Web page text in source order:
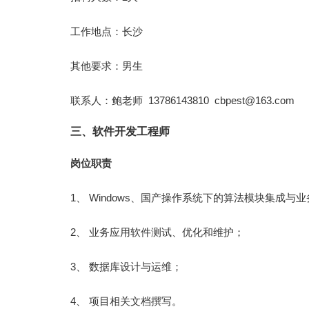
工作地点：长沙
其他要求：男生
联系人：鲍老师 13786143810 cbpest@163.com
三、软件开发工程师
岗位职责
1、 Windows、国产操作系统下的算法模块集成与业
2、 业务应用软件测试、优化和维护；
3、 数据库设计与运维；
4、 项目相关文档撰写。